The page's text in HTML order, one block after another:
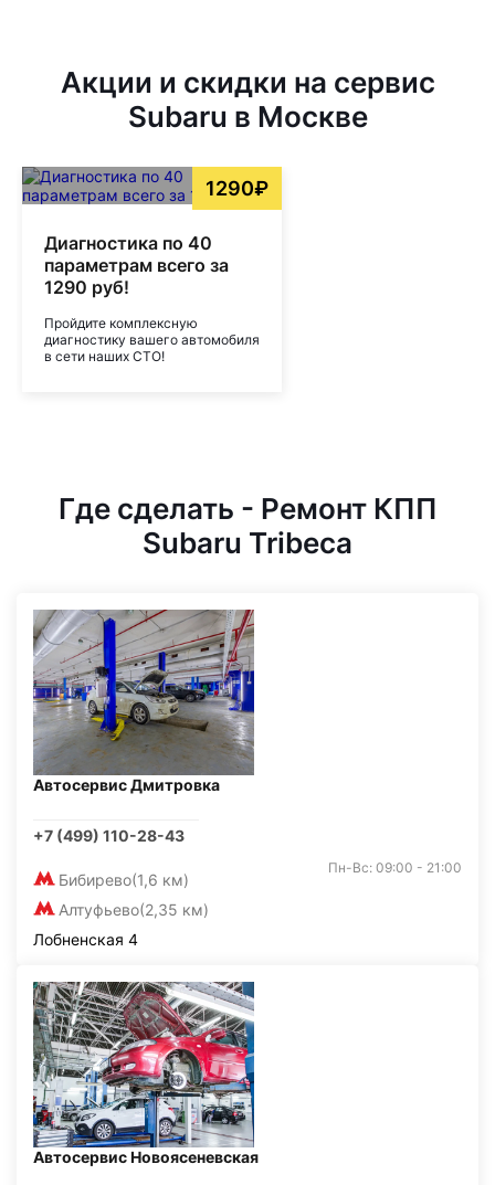
Акции и скидки на сервис
Subaru в Москве
1290₽
Диагностика по 40
параметрам всего за
1290 руб!
Пройдите комплексную
диагностику вашего автомобиля
в сети наших СТО!
Где сделать - Ремонт КПП
Subaru Tribeca
Автосервис Дмитровка
+7 (499) 110-28-43
Бибирево(1,6 км)
Алтуфьево(2,35 км)
Пн-Вс: 09:00 - 21:00
Лобненская 4
Автосервис Новоясеневская